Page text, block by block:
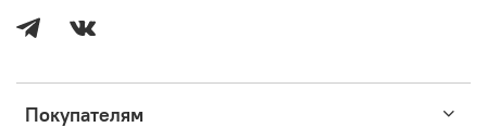
Покупателям